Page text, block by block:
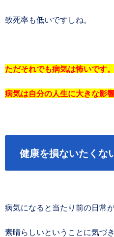
致死率も低いですしね。
ただそれでも病気は怖いです。
病気は自分の人生に大きな影
健康を損ないたくな
病気になると当たり前の日常
素晴らしいということに気づき